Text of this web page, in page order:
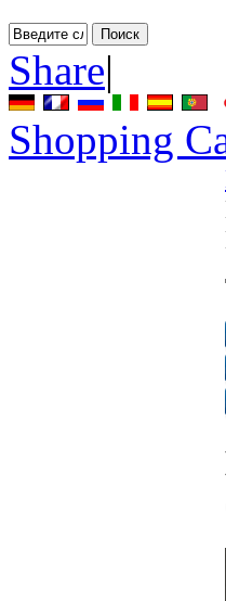
Share|
Shopping